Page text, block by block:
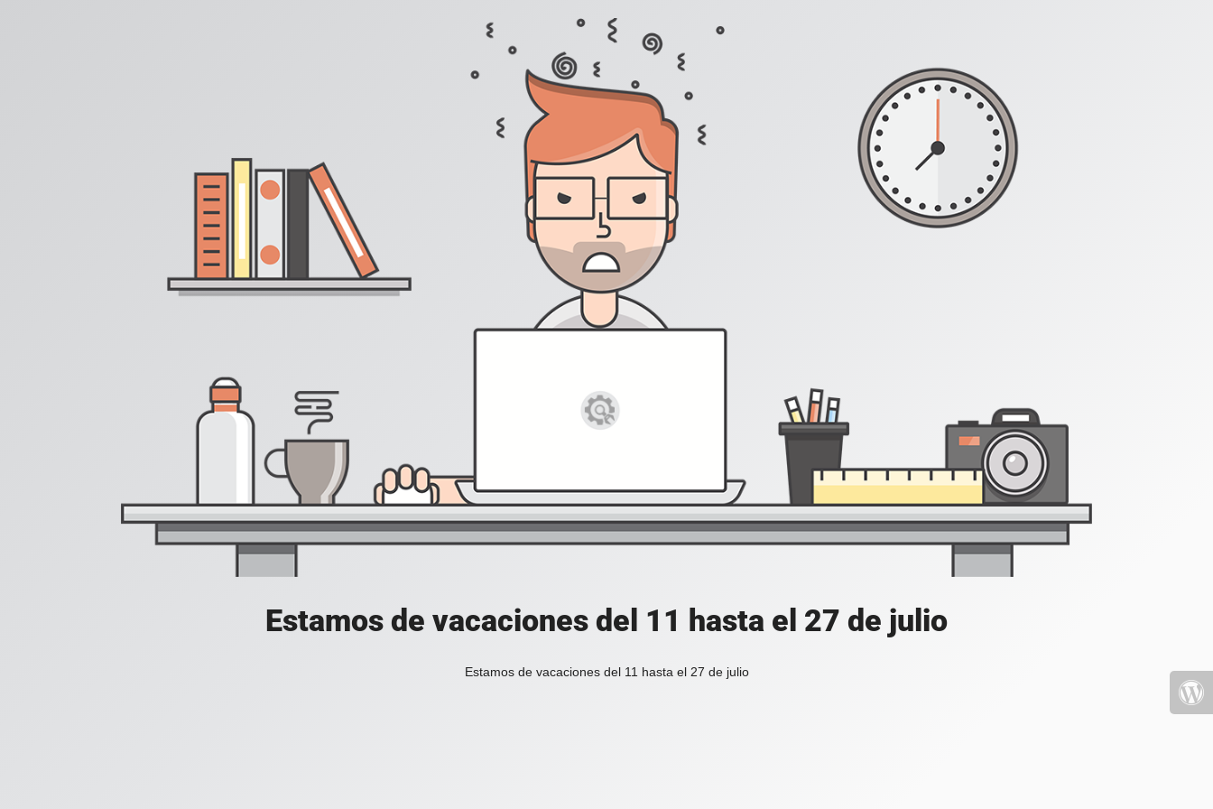
Estamos de vacaciones del 11 hasta el 27 de julio
Estamos de vacaciones del 11 hasta el 27 de julio